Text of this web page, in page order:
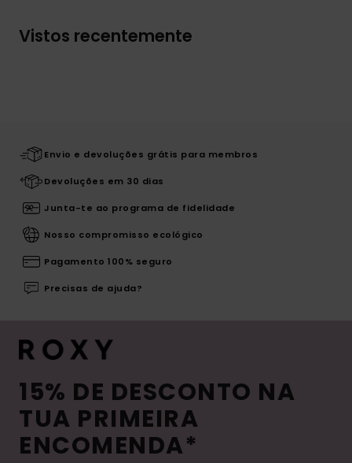
Vistos recentemente
Envio e devoluções grátis para membros
Devoluções em 30 dias
Junta-te ao programa de fidelidade
Nosso compromisso ecológico
Pagamento 100% seguro
Precisas de ajuda?
15% DE DESCONTO NA
TUA PRIMEIRA
ENCOMENDA*